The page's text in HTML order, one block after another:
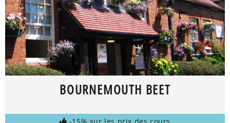
BOURNEMOUTH BEET
-15% sur les prix des cours